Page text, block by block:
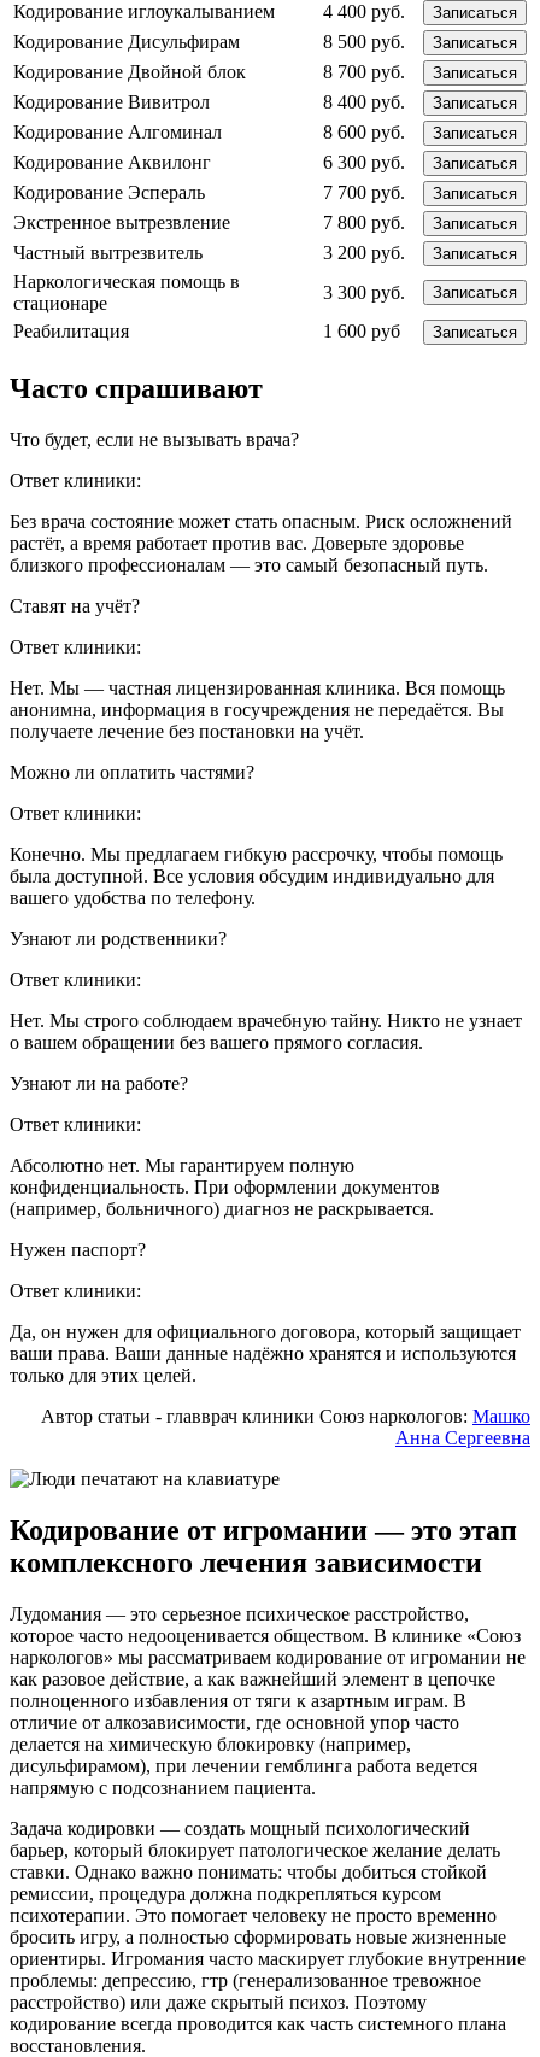
Кодирование иглоукалыванием 4 400 руб. Записаться
Кодирование Дисульфирам 8 500 руб. Записаться
Кодирование Двойной блок 8 700 руб. Записаться
Кодирование Вивитрол 8 400 руб. Записаться
Кодирование Алгоминал 8 600 руб. Записаться
Кодирование Аквилонг 6 300 руб. Записаться
Кодирование Эспераль 7 700 руб. Записаться
Экстренное вытрезвление 7 800 руб. Записаться
Частный вытрезвитель 3 200 руб. Записаться
Наркологическая помощь в
стационаре
3 300 руб. Записаться
Реабилитация 1 600 руб Записаться
Часто спрашивают
Что будет, если не вызывать врача?
Ответ клиники:
Без врача состояние может стать опасным. Риск осложнений
растёт, а время работает против вас. Доверьте здоровье
близкого профессионалам — это самый безопасный путь.
Ставят на учёт?
Ответ клиники:
Нет. Мы — частная лицензированная клиника. Вся помощь
анонимна, информация в госучреждения не передаётся. Вы
получаете лечение без постановки на учёт.
Можно ли оплатить частями?
Ответ клиники:
Конечно. Мы предлагаем гибкую рассрочку, чтобы помощь
была доступной. Все условия обсудим индивидуально для
вашего удобства по телефону.
Узнают ли родственники?
Ответ клиники:
Нет. Мы строго соблюдаем врачебную тайну. Никто не узнает
о вашем обращении без вашего прямого согласия.
Узнают ли на работе?
Ответ клиники:
Абсолютно нет. Мы гарантируем полную
конфиденциальность. При оформлении документов
(например, больничного) диагноз не раскрывается.
Нужен паспорт?
Ответ клиники:
Да, он нужен для официального договора, который защищает
ваши права. Ваши данные надёжно хранятся и используются
только для этих целей.
Автор статьи - главврач клиники Союз наркологов: Машко
Анна Сергеевна
Кодирование от игромании — это этап
комплексного лечения зависимости
Лудомания — это серьезное психическое расстройство,
которое часто недооценивается обществом. В клинике «Союз
наркологов» мы рассматриваем кодирование от игромании не
как разовое действие, а как важнейший элемент в цепочке
полноценного избавления от тяги к азартным играм. В
отличие от алкозависимости, где основной упор часто
делается на химическую блокировку (например,
дисульфирамом), при лечении гемблинга работа ведется
напрямую с подсознанием пациента.
Задача кодировки — создать мощный психологический
барьер, который блокирует патологическое желание делать
ставки. Однако важно понимать: чтобы добиться стойкой
ремиссии, процедура должна подкрепляться курсом
психотерапии. Это помогает человеку не просто временно
бросить игру, а полностью сформировать новые жизненные
ориентиры. Игромания часто маскирует глубокие внутренние
проблемы: депрессию, гтр (генерализованное тревожное
расстройство) или даже скрытый психоз. Поэтому
кодирование всегда проводится как часть системного плана
восстановления.